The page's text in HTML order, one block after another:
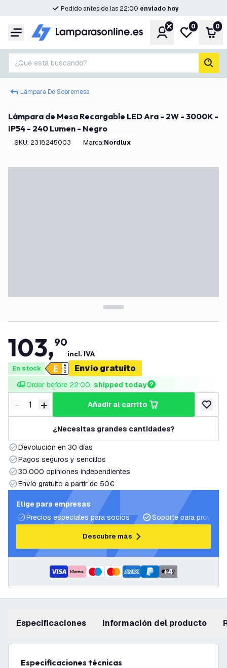
Pedido antes de las 22:00 enviado hoy
Menú CuentaMi lista de
0 0
¿Qué está buscando?
Lámpara De Sobremesa
Lámpara de Mesa Recargable LED Ara - 2W - 3000K -
IP54 - 240 Lumen - Negro
SKU: 2318245003 Marca: Nordlux
103,90
incl. IVA
En stock Envío gratuito
Order before 22:00, shipped today
Disminuir cantidad
- Aumentar cantidad
+ añadir al carrito
añadir
¿Necesitas grandes cantidades?
Devolución en 30 días
Pagos seguros y sencillos
30.000 opiniones independientes
Envío gratuito a partir de 50€
Elige para empresas
Precios especiales para socios
Soporte para
Descubre más
+4
Especificaciones información del producto
Especificaciones técnicas